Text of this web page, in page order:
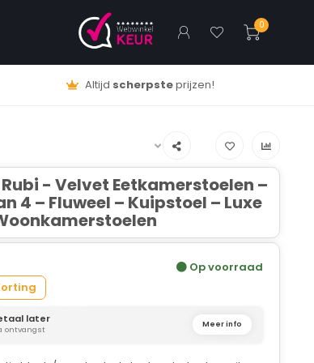
0
Altijd scherpsteprijzen!
Rubi - Velvet Eetkamerstoelen –
4 – Fluweel – Kuipstoel – Luxe
Op voorraad
later
ontvangst Meer info